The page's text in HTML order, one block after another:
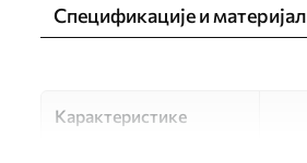
Спецификације и материјал
Карактеристике